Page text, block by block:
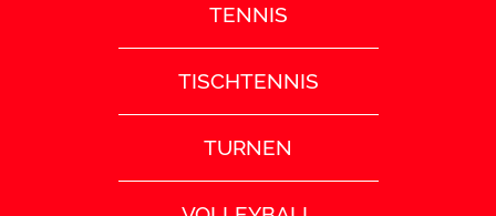
TENNIS
TISCHTENNIS
TURNEN